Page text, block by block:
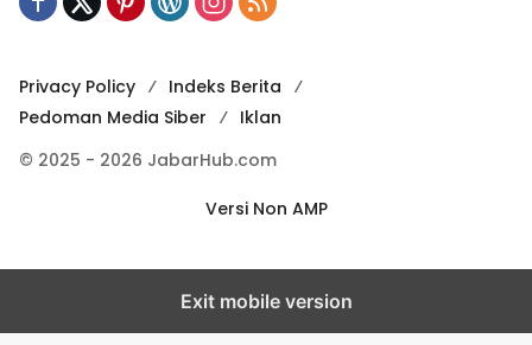
Privacy Policy
Indeks Berita
Pedoman Media Siber
Iklan
© 2025 - 2026 JabarHub.com
Versi Non AMP
Exit mobile version